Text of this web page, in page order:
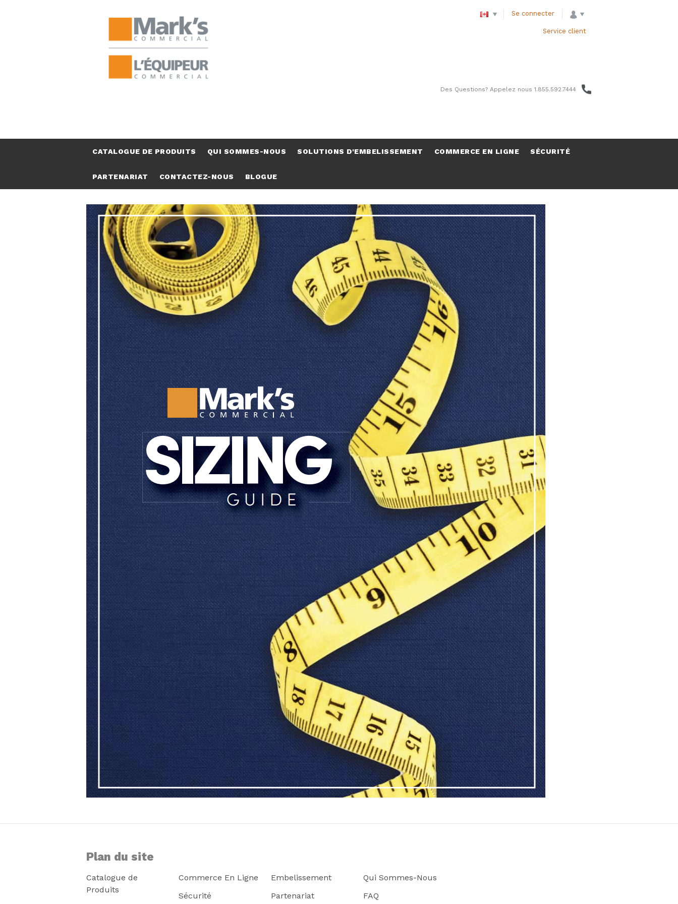
Se connecter
Service client
Des Questions? Appelez nous 1.855.592.7444
CATALOGUE DE PRODUITS QUI SOMMES-NOUS SOLUTIONS D'EMBELISSEMENT COMMERCE EN LIGNE SÉCURITÉ
PARTENARIAT CONTACTEZ-NOUS BLOGUE
Plan du site
Catalogue de
Produits
Commerce En Ligne Embelissement
Qui Sommes-Nous
Sécurité
Partenariat FAQ